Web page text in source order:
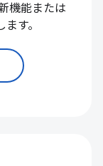
機能または
す。